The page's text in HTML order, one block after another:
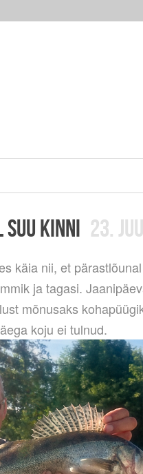
KINNI 23.
käia nii, et
ja tagasi.
mõnusaks
koju ei tulnud.